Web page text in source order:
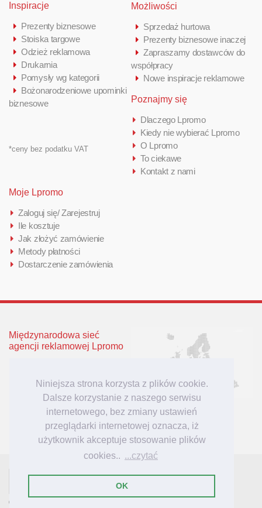
Niniejsza strona korzysta z plików cookie.
Dalsze korzystanie z naszego serwisu
internetowego, bez zmiany ustawień
przeglądarki internetowej oznacza, iż
użytkownik akceptuje stosowanie plików
cookies.. ...czytać
OK
Inspiracje
Prezenty biznesowe
Stoiska targowe
Odzież reklamowa
Drukarnia
Pomysły wg kategorii
Bożonarodzeniowe upominki
biznesowe
*ceny bez podatku VAT
Możliwości
Sprzedaż hurtowa
Prezenty biznesowe inaczej
Zapraszamy dostawców do
współpracy
Nowe inspiracje reklamowe
Poznajmy się
Dlaczego Lpromo
Kiedy nie wybierać Lpromo
O Lpromo
To ciekawe
Kontakt z nami
Moje Lpromo
Zaloguj się/ Zarejestruj
Ile kosztuje
Jak złożyć zamówienie
Metody płatności
Dostarczenie zamówienia
Międzynarodowa sieć
agencji reklamowej Lpromo
Wielka Brytania
Niemcy
- tu mieszkają inspiracje reklamowe!
© 2007-2023 Lpromo.PL